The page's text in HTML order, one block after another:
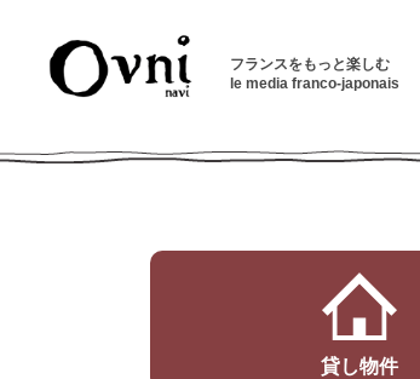
フランスをもっと楽しむ
le media franco-japonais
貸し物件